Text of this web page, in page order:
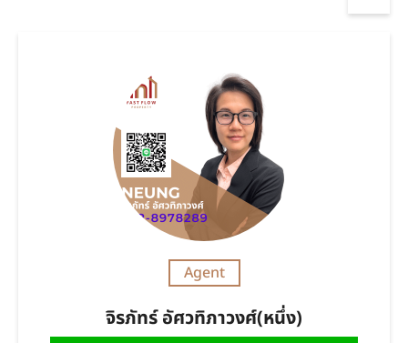
Agent
จิรภัทร์ อัศวทิภาวงศ์(หนึ่ง)